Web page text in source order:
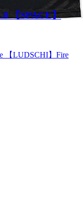
【SPACE】